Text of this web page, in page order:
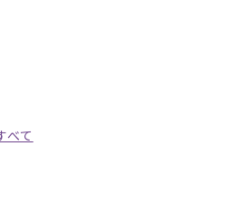
べて